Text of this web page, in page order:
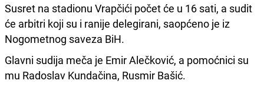
Susret na stadionu Vrapčići počet će u 16 sati, a sudit
će arbitri koji su i ranije delegirani, saopćeno je iz
Nogometnog saveza BiH.
Glavni sudija meča je Emir Alečković, a pomoćnici su
mu Radoslav Kundačina, Rusmir Bašić.